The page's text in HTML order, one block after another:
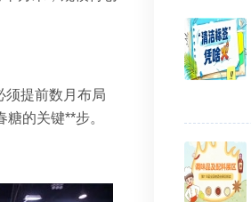
须提前数月布局
的关键**步。